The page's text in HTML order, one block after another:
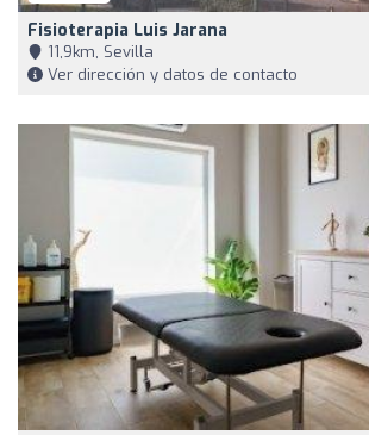
Fisioterapia Luis Jarana
11,9km, Sevilla
Ver dirección y datos de contacto